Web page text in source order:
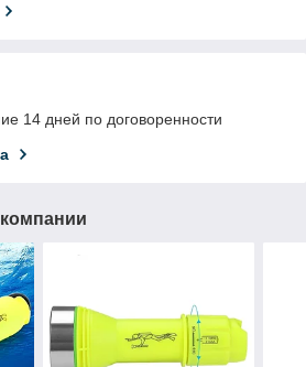
14 дней по договоренности